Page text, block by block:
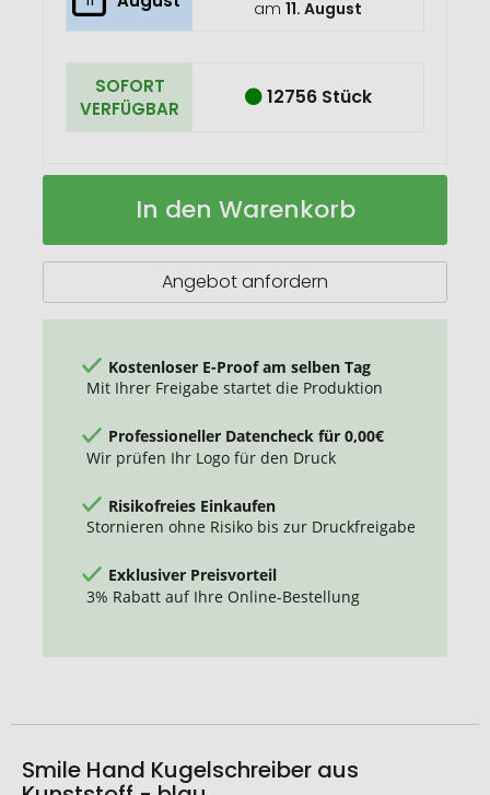
am11. August
SOFORT
VERFÜGBAR
12756 Stück
Smile
aus
Auf
In den Warenkorb
Angebot anfordern
Kostenloser E-Proof am selben Tag
Mit Ihrer Freigabe startet die Produktion
Professioneller Datencheck für 0,00€
Wir prüfen Ihr Logo für den Druck
Risikofreies Einkaufen
Stornieren ohne Risiko bis zur Druckfreigabe
Exklusiver Preisvorteil
3% Rabatt auf Ihre Online-Bestellung
Smile Hand Kugelschreiber aus